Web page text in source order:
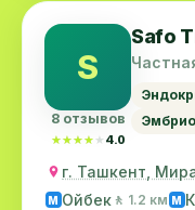
S
8 отзывов
★★★★★
★★★★★ 4.0
Safo
г. Ташкент,
M Ойбек 🚶 1.2 км M